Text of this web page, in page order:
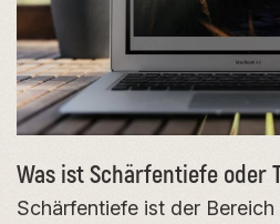
Was ist Schärfentiefe oder
Schärfentiefe ist der